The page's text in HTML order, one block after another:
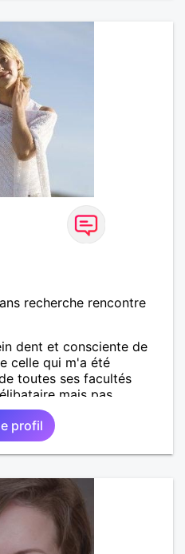
recherche rencontre
dent et consciente de
celle qui m'a été
toutes ses facultés
mais pas
remplie. Je ne suis
en tant que
Divorcée Mal dans sa
profil